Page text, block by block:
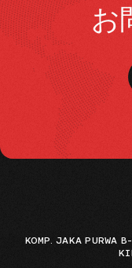
お
KOMP. JAKA PURWA